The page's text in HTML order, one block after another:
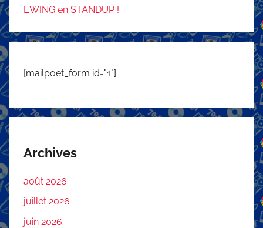
EWING en STANDUP !
[mailpoet_form id="1"]
Archives
août 2026
juillet 2026
juin 2026